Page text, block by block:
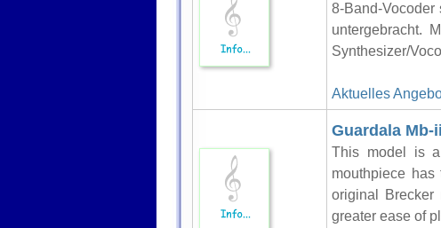
8-Band-
untergebracht.
Synthesizer/
Aktuelles
Guardala
This model is
mouthpiece
original Brecker
greater ease of